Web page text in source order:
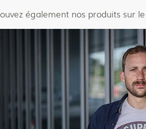
également nos produits sur